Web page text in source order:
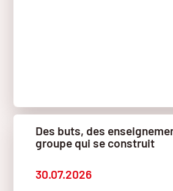
Des buts, des
groupe qui se construit
30.07.2026